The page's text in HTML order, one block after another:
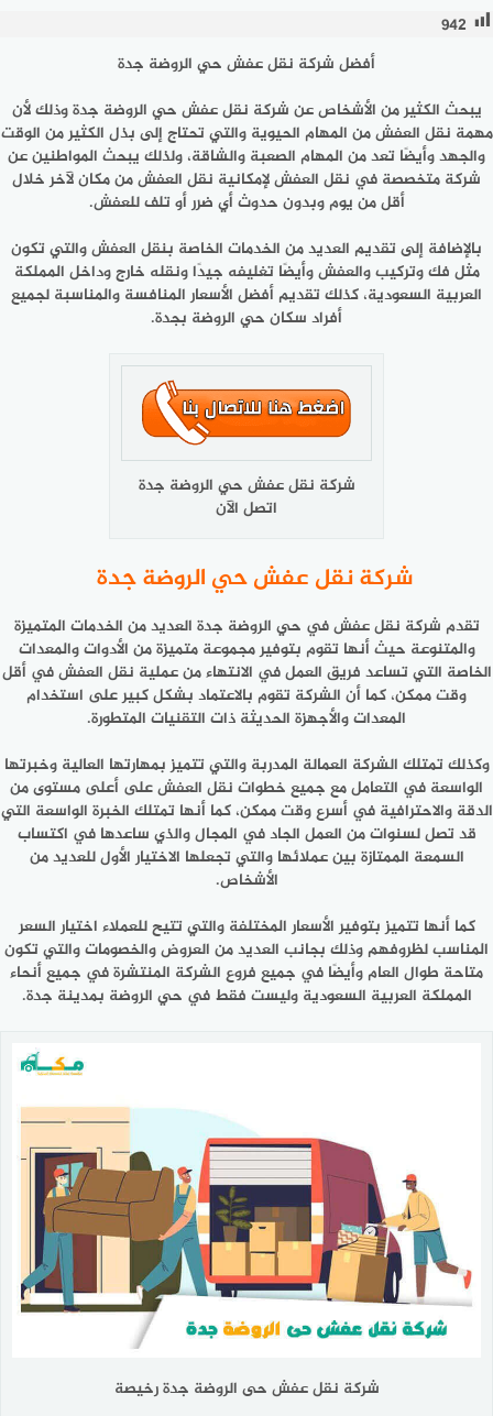
942
أفضل شركة نقل عفش حي الروضة جدة
يبحث الكثير من الأشخاص عن شركة نقل عفش حي الروضة جدةوذلك لأن
مهمة نقل العفش من المهام الحيوية والتي تحتاج إلى بذل الكثير من الوقت
والجهد وأيضًا تعد من المهام الصعبة والشاقة، ولذلك يبحث المواطنين عن
شركة متخصصة في نقل العفش لإمكانية نقل العفش من مكان لآخر خلال
أقل من يوم وبدون حدوث أي ضرر أو تلف للعفش.
بالإضافة إلى تقديم العديد من الخدمات الخاصة بنقل العفش والتي تكون
مثل فك وتركيب والعفش وأيضًا تغليفه جيدًا ونقله خارج وداخل المملكة
العربية السعودية، كذلك تقديم أفضل الأسعار المنافسة والمناسبة لجميع
أفراد سكان حي الروضة بجدة.
شركة نقل عفش حي الروضة جدة
اتصل الآن
شركة نقل عفش حي الروضة جدة
تقدم شركة نقل عفش في حي الروضة جدة العديد من الخدمات المتميزة
والمتنوعة حيث أنها تقوم بتوفير مجموعة متميزة من الأدوات والمعدات
الخاصة التي تساعد فريق العمل في الانتهاء من عملية نقل العفش في أقل
وقت ممكن، كما أن الشركة تقوم بالاعتماد بشكل كبير على استخدام
المعدات والأجهزة الحديثة ذات التقنيات المتطورة.
وكذلك تمتلك الشركة العمالة المدربة والتي تتميز بمهارتها العالية وخبرتها
الواسعة في التعامل مع جميع خطوات نقل العفش على أعلى مستوى من
الدقة والاحترافية في أسرع وقت ممكن، كما أنها تمتلك الخبرة الواسعة التي
قد تصل لسنوات من العمل الجاد في المجال والذي ساعدها في اكتساب
السمعة الممتازة بين عملائها والتي تجعلها الاختيار الأول للعديد من
الأشخاص.
كما أنها تتميز بتوفير الأسعار المختلفة والتي تتيح للعملاء اختيار السعر
المناسب لظروفهم وذلك بجانب العديد من العروض والخصومات والتي تكون
متاحة طوال العام وأيضًا في جميع فروع الشركة المنتشرة في جميع أنحاء
المملكة العربية السعودية وليست فقط في حي الروضة بمدينة جدة.
شركة نقل عفش حى الروضة جدة رخيصة